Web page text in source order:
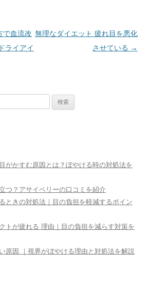
で血流改
ライアイ
無理なダイエット 疲れ目を悪化
させている →
がかすむ原因とは？ぼやける時の対処法を
つ？アサイベリーの口コミを紹介
ときの対処法｜目の負担を軽減するポイン
トが疲れる 理由｜目の負担を減らす対策を
原因 ｜視界がぼやける理由と対処法を解説